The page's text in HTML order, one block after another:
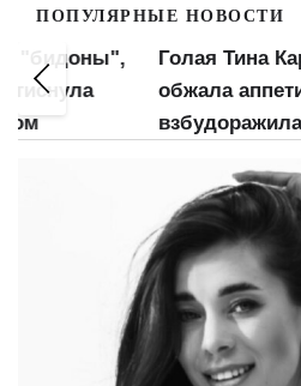
ПОПУЛЯРНЫЕ НОВОСТИ
Голая Тина Кароль
обжала аппетитное
взбудоражила